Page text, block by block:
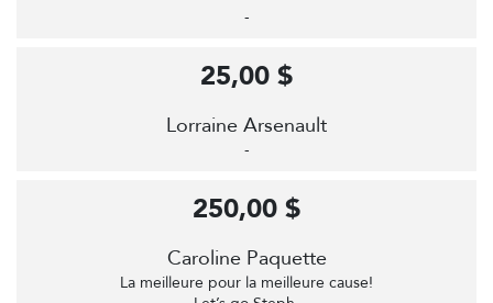
-
Lorraine Arsenault
-
25,00 $
Caroline Paquette
La meilleure pour la meilleure cause!
250,00 $